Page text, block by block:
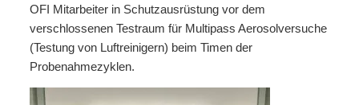
OFI Mitarbeiter in Schutzausrüstung vor dem
verschlossenen Testraum für Multipass Aerosolversuche
(Testung von Luftreinigern) beim Timen der
Probenahmezyklen.